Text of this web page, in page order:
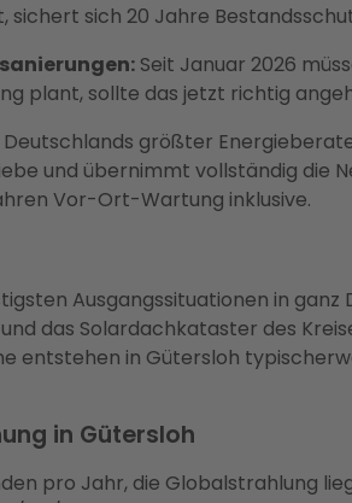
sichert sich 20 Jahre
Seit Januar 2026
plant, sollte das jetzt richtig
größter
und übernimmt vollständig die
Vor-Ort-Wartung inklusive.
Ausgangssituationen in
das Solardachkataster des
entstehen in Gütersloh
in Gütersloh
pro Jahr, die Globalstrahlung